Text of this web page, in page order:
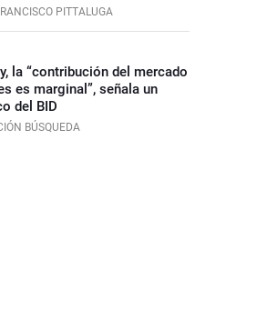
PITTALUGA
la “contribución del mercado
es marginal”, señala un
del BID
BÚSQUEDA